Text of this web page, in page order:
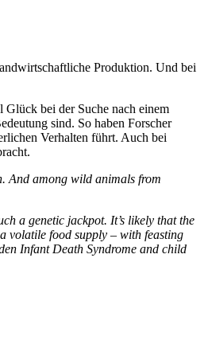
Produktion. Und bei
Glück bei der Suche nach einem
sind. So haben Forscher
Verhalten führt. Auch bei
And among wild animals from
a genetic jackpot. It’s likely that the
volatile food supply – with feasting
Infant Death Syndrome and child